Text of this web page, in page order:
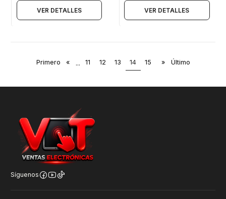
VER DETALLES VER DETALLES
Primero « ... 11 12 13 14 15 » Último
Síguenos